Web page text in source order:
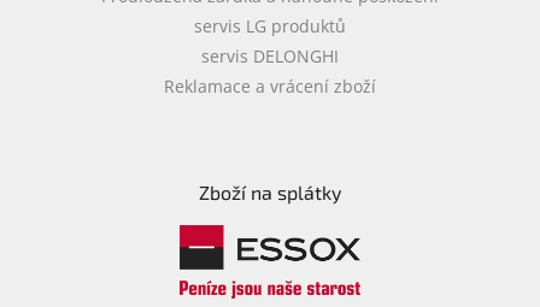
servis LG produktů
servis DELONGHI
Reklamace a vrácení zboží
Zboží na splátky